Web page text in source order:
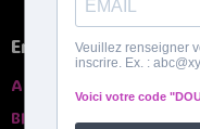
En savoir plus
A propros
Blog